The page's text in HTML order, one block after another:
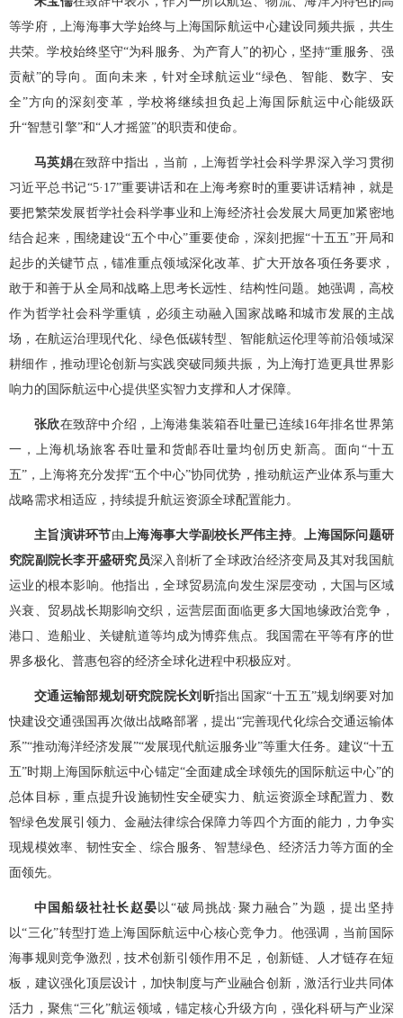
等学府，上海海事大学始终与上海国际航运中心建设同频共振，共生
共荣。学校始终坚守“为科服务、为产育人”的初心，坚持“重服务、强
贡献”的导向。面向未来，针对全球航运业“绿色、智能、数字、安
全”方向的深刻变革，学校将继续担负起上海国际航运中心能级跃
升“智慧引擎”和“人才摇篮”的职责和使命。
马英娟在致辞中指出，当前，上海哲学社会科学界深入学习贯彻
习近平总书记“5·17”重要讲话和在上海考察时的重要讲话精神，就是
要把繁荣发展哲学社会科学事业和上海经济社会发展大局更加紧密地
结合起来，围绕建设“五个中心”重要使命，深刻把握“十五五”开局和
起步的关键节点，锚准重点领域深化改革、扩大开放各项任务要求，
敢于和善于从全局和战略上思考长远性、结构性问题。她强调，高校
作为哲学社会科学重镇，必须主动融入国家战略和城市发展的主战
场，在航运治理现代化、绿色低碳转型、智能航运伦理等前沿领域深
耕细作，推动理论创新与实践突破同频共振，为上海打造更具世界影
响力的国际航运中心提供坚实智力支撑和人才保障。
张欣在致辞中介绍，上海港集装箱吞吐量已连续16年排名世界第
一，上海机场旅客吞吐量和货邮吞吐量均创历史新高。面向“十五
五”，上海将充分发挥“五个中心”协同优势，推动航运产业体系与重大
战略需求相适应，持续提升航运资源全球配置能力。
主旨演讲环节由上海海事大学副校长严伟主持。上海国际问题研
究院副院长李开盛研究员深入剖析了全球政治经济变局及其对我国航
运业的根本影响。他指出，全球贸易流向发生深层变动，大国与区域
兴衰、贸易战长期影响交织，运营层面面临更多大国地缘政治竞争，
港口、造船业、关键航道等均成为博弈焦点。我国需在平等有序的世
界多极化、普惠包容的经济全球化进程中积极应对。
交通运输部规划研究院院长刘昕指出国家“十五五”规划纲要对加
快建设交通强国再次做出战略部署，提出“完善现代化综合交通运输体
系”“推动海洋经济发展”“发展现代航运服务业”等重大任务。建议“十五
五”时期上海国际航运中心锚定“全面建成全球领先的国际航运中心”的
总体目标，重点提升设施韧性安全硬实力、航运资源全球配置力、数
智绿色发展引领力、金融法律综合保障力等四个方面的能力，力争实
现规模效率、韧性安全、综合服务、智慧绿色、经济活力等方面的全
面领先。
中国船级社社长赵晏 以“破局挑战·聚力融合”为题，提出坚持
以“三化”转型打造上海国际航运中心核心竞争力。他强调，当前国际
海事规则竞争激烈，技术创新引领作用不足，创新链、人才链存在短
板，建议强化顶层设计，加快制度与产业融合创新，激活行业共同体
活力，聚焦“三化”航运领域，锚定核心升级方向，强化科研与产业深